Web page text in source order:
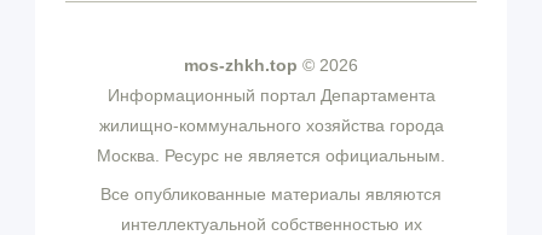
mos-zhkh.top © 2026
Информационный портал Департамента
жилищно-коммунального хозяйства города
Москва. Ресурс не является официальным.
Все опубликованные материалы являются
интеллектуальной собственностью их